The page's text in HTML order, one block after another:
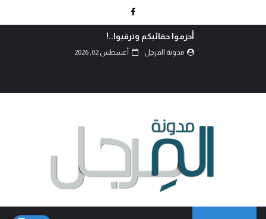
أحزموا حقائبكم وترقبوا..!
مدونة المرجل أغسطس 02, 2026